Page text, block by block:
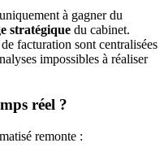
à gagner du
stratégique du cabinet.
facturation sont centralisées
impossibles à réaliser
réel ?
remonte :